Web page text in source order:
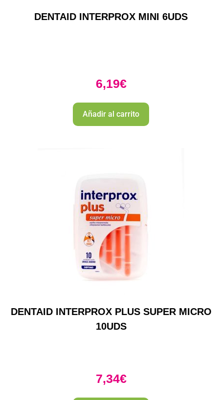
DENTAID INTERPROX MINI 6UDS
6,19€
Añadir al carrito
DENTAID INTERPROX PLUS SUPER MICRO
10UDS
7,34€